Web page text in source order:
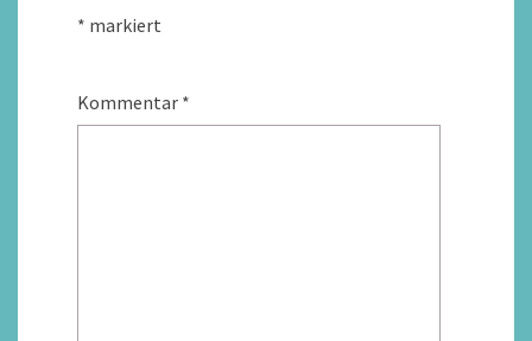
* markiert
Kommentar *